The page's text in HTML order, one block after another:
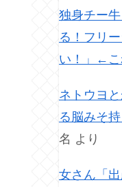
独身チー
る！フリ
い！」←
ネトウヨ
る脳みそ
名 より
女さん「